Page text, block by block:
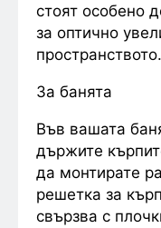
стоят особено
за оптично
пространството.
За банята
Във вашата
държите
да монтирате
решетка за
свързва с